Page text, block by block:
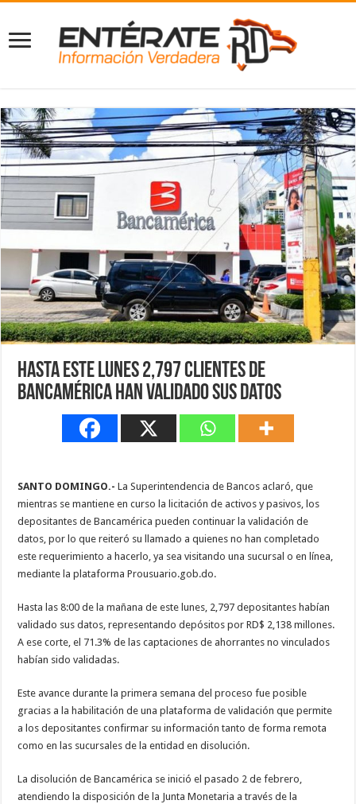
Hasta este lunes 2,797 clientes de
Bancamérica han validado sus datos
SANTO DOMINGO.- La Superintendencia de Bancos aclaró, que
mientras se mantiene en curso la licitación de activos y pasivos, los
depositantes de Bancamérica pueden continuar la validación de
datos, por lo que reiteró su llamado a quienes no han completado
este requerimiento a hacerlo, ya sea visitando una sucursal o en línea,
mediante la plataforma Prousuario.gob.do.
Hasta las 8:00 de la mañana de este lunes, 2,797 depositantes habían
validado sus datos, representando depósitos por RD$ 2,138 millones.
A ese corte, el 71.3% de las captaciones de ahorrantes no vinculados
habían sido validadas.
Este avance durante la primera semana del proceso fue posible
gracias a la habilitación de una plataforma de validación que permite
a los depositantes confirmar su información tanto de forma remota
como en las sucursales de la entidad en disolución.
La disolución de Bancamérica se inició el pasado 2 de febrero,
atendiendo la disposición de la Junta Monetaria a través de la